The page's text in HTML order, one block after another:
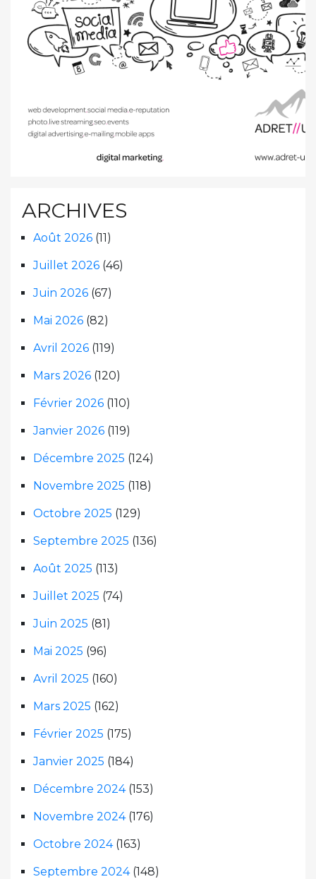
ARCHIVES
Août 2026 (11)
Juillet 2026 (46)
Juin 2026 (67)
Mai 2026 (82)
Avril 2026 (119)
Mars 2026 (120)
Février 2026 (110)
Janvier 2026 (119)
Décembre 2025 (124)
Novembre 2025 (118)
Octobre 2025 (129)
Septembre 2025 (136)
Août 2025 (113)
Juillet 2025 (74)
Juin 2025 (81)
Mai 2025 (96)
Avril 2025 (160)
Mars 2025 (162)
Février 2025 (175)
Janvier 2025 (184)
Décembre 2024(153)
Novembre 2024(176)
Octobre 2024(163)
Septembre 2024(148)